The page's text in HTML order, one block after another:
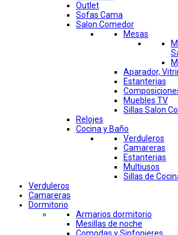
Outlet
Sofas Cama
Salon Comedor
Mesas
Aparador,
Estanterias
Muebles TV
Sillas Salon
Relojes
Cocina y Baño
Verduleros
Camareras
Estanterias
Multiusos
Sillas de
Verduleros
Camareras
Dormitorio
Armarios dormitorio
Mesillas de noche